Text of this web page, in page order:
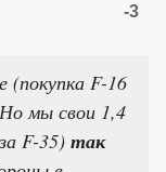
-3
(покупка F-16
мы свои 1,4
F-35) так